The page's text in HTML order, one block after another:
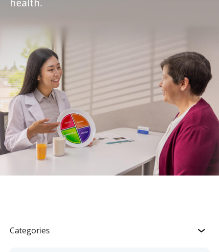
health.
Categories